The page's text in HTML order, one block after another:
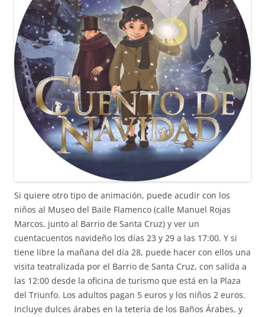
Si quiere otro tipo de animación, puede acudir con los
niños al Museo del Baile Flamenco (calle Manuel Rojas
Marcos, junto al Barrio de Santa Cruz) y ver un
cuentacuentos navideño los días 23 y 29 a las 17:00. Y si
tiene libre la mañana del día 28, puede hacer con ellos una
visita teatralizada por el Barrio de Santa Cruz, con salida a
las 12:00 desde la oficina de turismo que está en la Plaza
del Triunfo. Los adultos pagan 5 euros y los niños 2 euros.
Incluye dulces árabes en la tetería de los Baños Árabes, y